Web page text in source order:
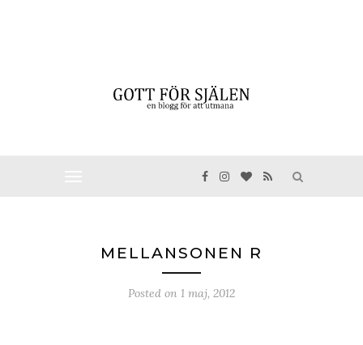
MELLANSONEN R
Posted on 1 maj, 2012